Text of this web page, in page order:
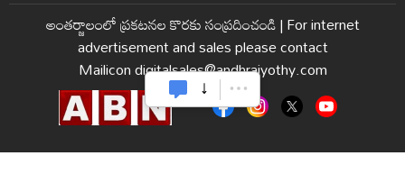
అంతర్జాలంలో ప్రకటనల కొరకు సంప్రదించండి|For internet
advertisement and sales please contact
Mailicon digitalsales@andhrajyothy.com